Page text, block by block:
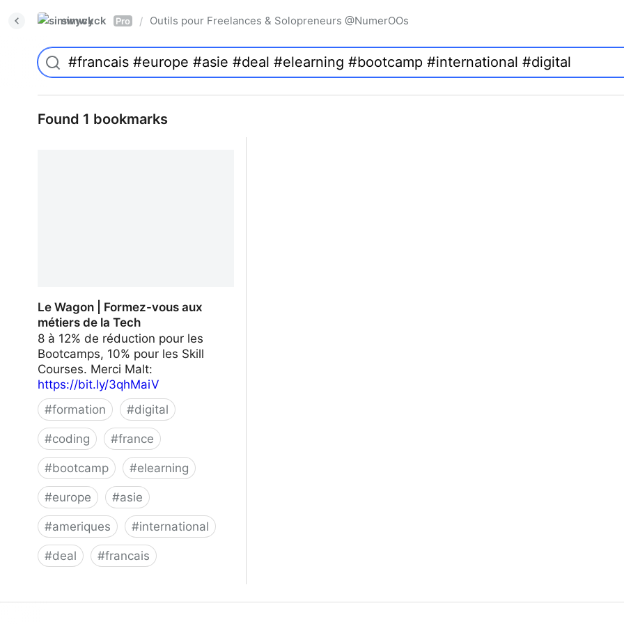
simwyck Pro / Outils pour Freelances & Solopreneurs @NumerOOs
Found 1 bookmarks
Le Wagon | Formez-vous aux
métiers de la Tech
8 à 12% de réduction pour les
Bootcamps, 10% pour les Skill
Courses. Merci Malt:
https://bit.ly/3qhMaiV
#formation #digital
#coding #france
#bootcamp #elearning
#europe #asie
#ameriques #international
#deal #francais